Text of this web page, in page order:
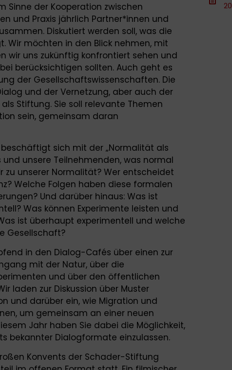
Sinne der Kooperation zwischen
und Praxis jährlich Partner*innen und
Diskutiert werden soll, was die
Wir möchten in den Blick nehmen, mit
wir uns zukünftig konfrontiert sehen und
berücksichtigen sollten. Auch geht es
der Gesellschaftswissenschaften. Die
und der Vernetzung, aber auch der
Stiftung. Sie soll relevante Themen
sein, gemeinsam daran
sich mit der „Normalität als
und unsere Teilnehmenden, was normal
zu unserer Normalität? Wer entscheidet
Welche Folgen haben diese formalen
Und darüber hinaus: Was ist
Was können Experimente leisten und
ist überhaupt experimentell und welche
Gesellschaft?
in den Dialog-Cafés über einen zur
mit der Natur, über die
und über den öffentlichen
laden zur Diskussion über Muster
und darüber ein, wie Migration und
um gemeinsam an einer neuen
Jahr haben Sie dabei die Möglichkeit,
bekannter Dialogformate einzulassen.
Konvents der Schader-Stiftung